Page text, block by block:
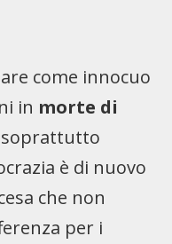
come innocuo
in morte di
soprattutto
è di nuovo
che non
per i